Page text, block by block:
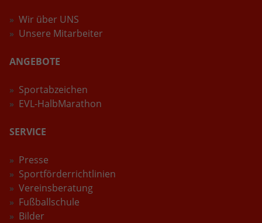
Wir über UNS
Unsere Mitarbeiter
ANGEBOTE
Sportabzeichen
EVL-HalbMarathon
SERVICE
Presse
Sportförderrichtlinien
Vereinsberatung
Fußballschule
Bilder